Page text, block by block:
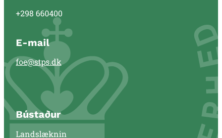
+298 660400
E-mail
foe@stps.dk
Bústaður
Landslæknin